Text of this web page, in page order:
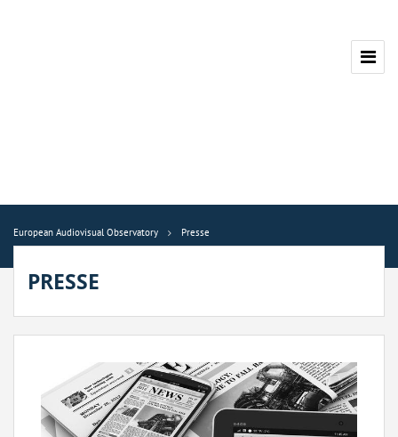
European Audiovisual Observatory Presse
PRESSE